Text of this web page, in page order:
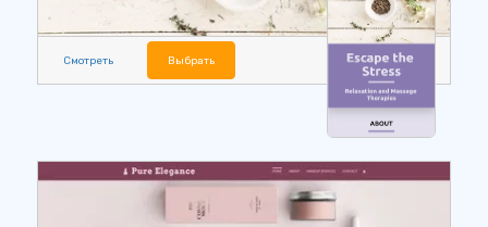
Смотреть Выбрать